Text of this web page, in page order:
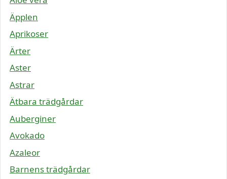
Äpplen
Aprikoser
Ärter
Aster
Astrar
Ätbara trädgårdar
Auberginer
Avokado
Azaleor
Barnens trädgårdar